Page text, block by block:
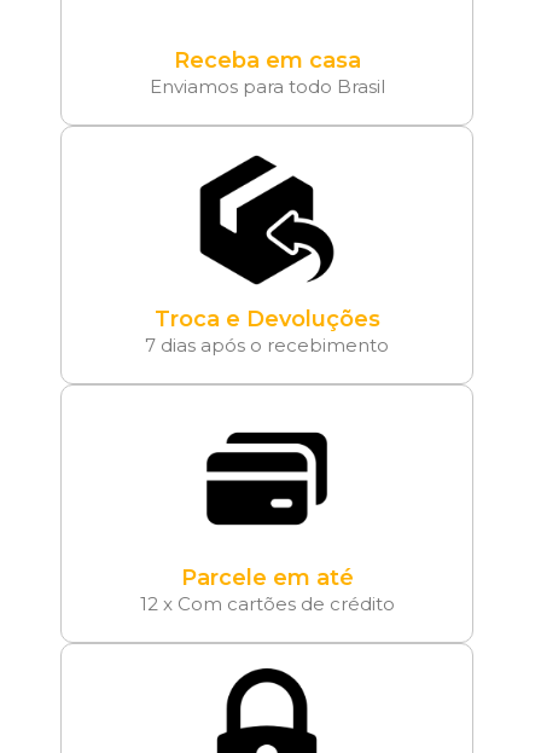
Receba em casa
Enviamos para todo Brasil
Troca e Devoluções
7 dias após o recebimento
Parcele em até
12 x Com cartões de crédito